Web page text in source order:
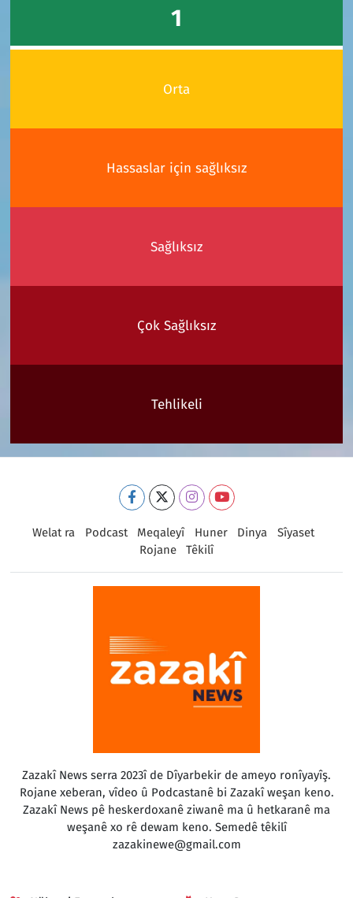
1
Orta
Hassaslar için sağlıksız
Sağlıksız
Çok Sağlıksız
Tehlikeli
Welat ra Podcast Meqaleyî Huner Dinya
Sîyaset
Rojane
Têkilî
Zazakî News serra 2023î de Dîyarbekir de ameyo ronîyayîş.
Rojane xeberan, vîdeo û Podcastanê bi Zazakî weşan keno.
Zazakî News pê heskerdoxanê ziwanê ma û hetkaranê ma
weşanê xo rê dewam keno. Semedê têkilî
zazakinewe@gmail.com